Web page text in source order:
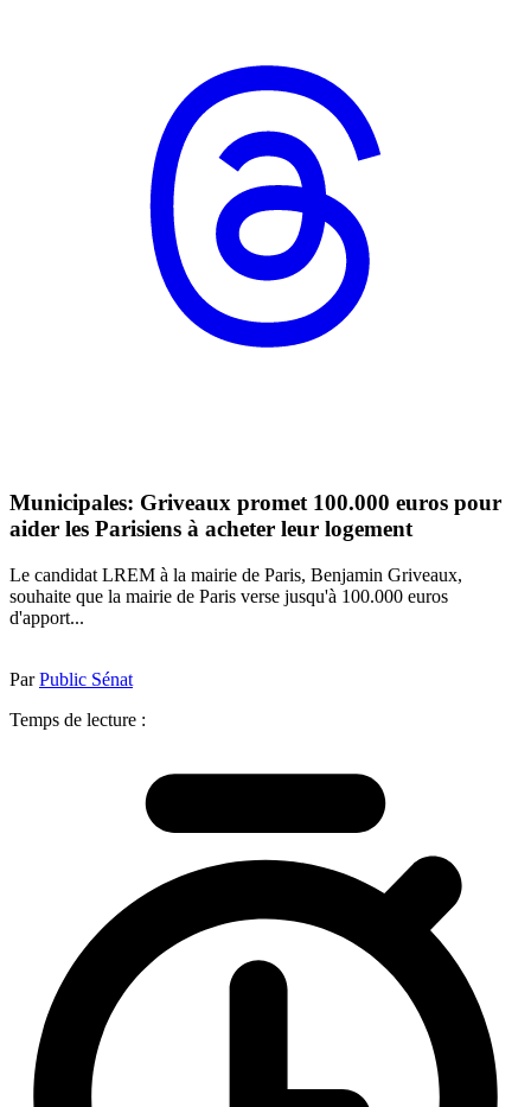
Municipales: Griveaux promet 100.000 euros pour
aider les Parisiens à acheter leur logement
Le candidat LREM à la mairie de Paris, Benjamin Griveaux,
souhaite que la mairie de Paris verse jusqu'à 100.000 euros
d'apport...
ParPublic Sénat
Temps de lecture :